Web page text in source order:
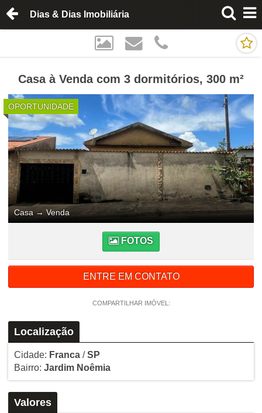
Dias & Dias Imobiliária
Casa à Venda com 3 dormitórios, 300 m²
OPORTUNIDADE
Casa→Venda
FOTOS
ENTRE EM CONTATO
COMPARTILHAR IMÓVEL:
Localização
Cidade: Franca/SP
Bairro: Jardim Noêmia
Valores